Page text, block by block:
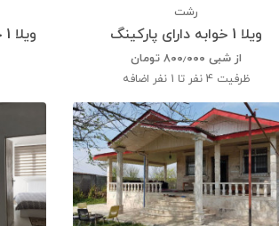
رشت
ویلا 1 خوابه دارای پارکینگ
از شبی ۸۰۰٫۰۰۰ تومان
ظرفیت 4 نفر تا 1 نفر اضافه
ویلا 1 خوابه روستایی دارای پارکینگ